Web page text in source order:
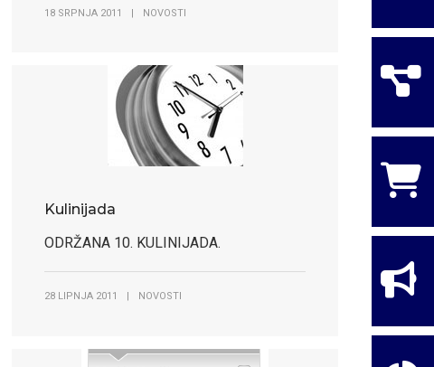
18 SRPNJA 2011 NOVOSTI
Kulinijada
ODRŽANA 10. KULINIJADA.
28 LIPNJA 2011 NOVOSTI